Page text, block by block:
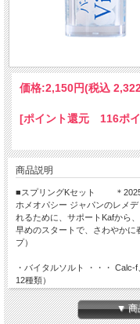
価格:2,150円(税込
[ポイント還元 116ポ
商品説明
■スプリングKセット ＊2025
ホメオパシー ジャパンのレメ
れるために、サポートKafから
早めのスタートで、さわやかに
プ）
・バイタルソルト ・・・
12種類）
・TS-18 ・・・ Nat-m、Mag-p
・サポートKafu-Chem ・・・
※Sugi-poll.、K-Sugi のレメデ
▼ 商